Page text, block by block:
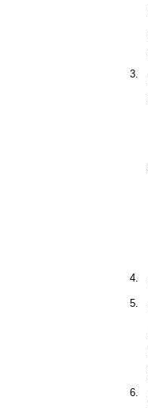
3.
4.
5.
6.